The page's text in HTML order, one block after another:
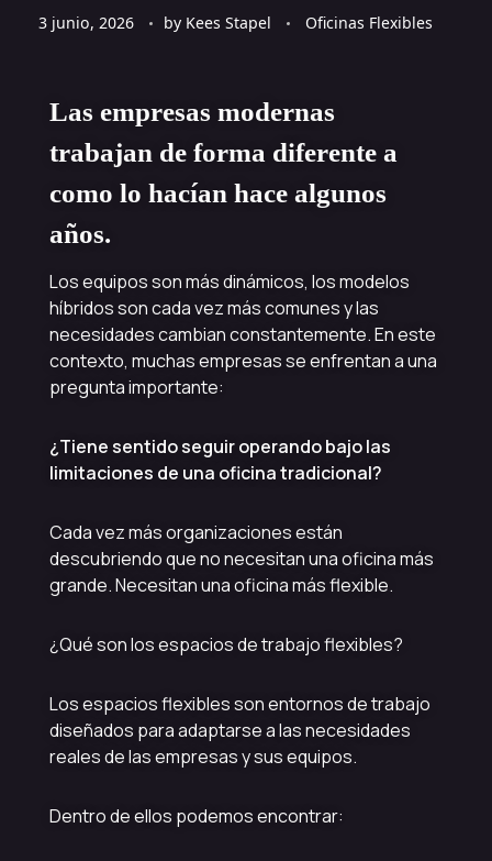
3 junio, 2026 by Kees Stapel Oficinas Flexibles
Las empresas modernas
trabajan de forma diferente a
como lo hacían hace algunos
años.
Los equipos son más dinámicos, los modelos
híbridos son cada vez más comunes y las
necesidades cambian constantemente. En este
contexto, muchas empresas se enfrentan a una
pregunta importante:
¿Tiene sentido seguir operando bajo las
limitaciones de una oficina tradicional?
Cada vez más organizaciones están
descubriendo que no necesitan una oficina más
grande. Necesitan una oficina más flexible.
¿Qué son los espacios de trabajo flexibles?
Los espacios flexibles son entornos de trabajo
diseñados para adaptarse a las necesidades
reales de las empresas y sus equipos.
Dentro de ellos podemos encontrar: